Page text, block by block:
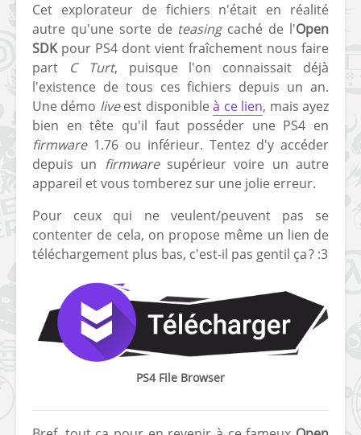
Cet explorateur de fichiers n'était en réalité
autre qu'une sorte de teasing caché de l'Open
SDKpour PS4 dont vient fraîchement nous faire
part C Turt, puisque l'on connaissait déjà
l'existence de tous ces fichiers depuis un an.
Une démo liveest disponibleà ce lien, mais ayez
bien en tête qu'il faut posséder une PS4 en
firmware1.76 ou inférieur. Tentez d'y accéder
depuis un firmwaresupérieur voire un autre
appareil et vous tomberez sur une jolie erreur.
Pour ceux qui ne veulent/peuvent pas se
contenter de cela, on propose même un lien de
téléchargement plus bas, c'est-il pas gentil ça ? :3
PS4 File Browser
fameux jailbreak pour
6.72 / 7.02
[Vita] La team CBPS
dévoile dans une
vidéo une flopée de
nouveaux projets
qui fête
Custom
de retour !